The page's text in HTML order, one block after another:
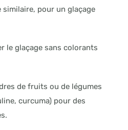
similaire, pour un glaçage
le glaçage sans colorants
de fruits ou de légumes
curcuma) pour des